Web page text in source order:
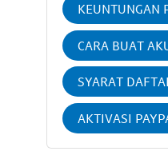
KEUNTUNGAN
CARA BUAT
SYARAT
AKTIVASI